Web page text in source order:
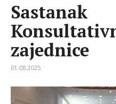
Sastanak
zajednice
01.08.2025